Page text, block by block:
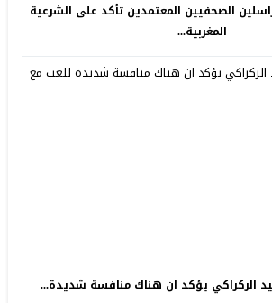
الصحفيين المعتمدين تأكد على الشرعية
المغربية...
الركراكي يؤكد ان هناك منافسة شديدة...